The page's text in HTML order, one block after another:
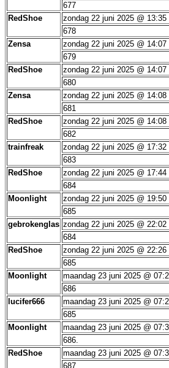
677
RedShoe
zondag 22 juni 2025 @ 13:35
678
Zensa
zondag 22 juni 2025 @ 14:07
679
RedShoe
zondag 22 juni 2025 @ 14:07
680
Zensa
zondag 22 juni 2025 @ 14:08
681
RedShoe
zondag 22 juni 2025 @ 14:08
682
trainfreak
zondag 22 juni 2025 @ 17:32
683
RedShoe
zondag 22 juni 2025 @ 17:44
684
Moonlight
zondag 22 juni 2025 @ 19:50
685
gebrokenglas zondag 22 juni 2025 @ 22:02
684
RedShoe
zondag 22 juni 2025 @ 22:26
685
Moonlight
maandag 23 juni 2025 @
686
lucifer666
maandag 23 juni 2025 @
685
Moonlight
maandag 23 juni 2025 @
686.
RedShoe
maandag 23 juni 2025 @
687